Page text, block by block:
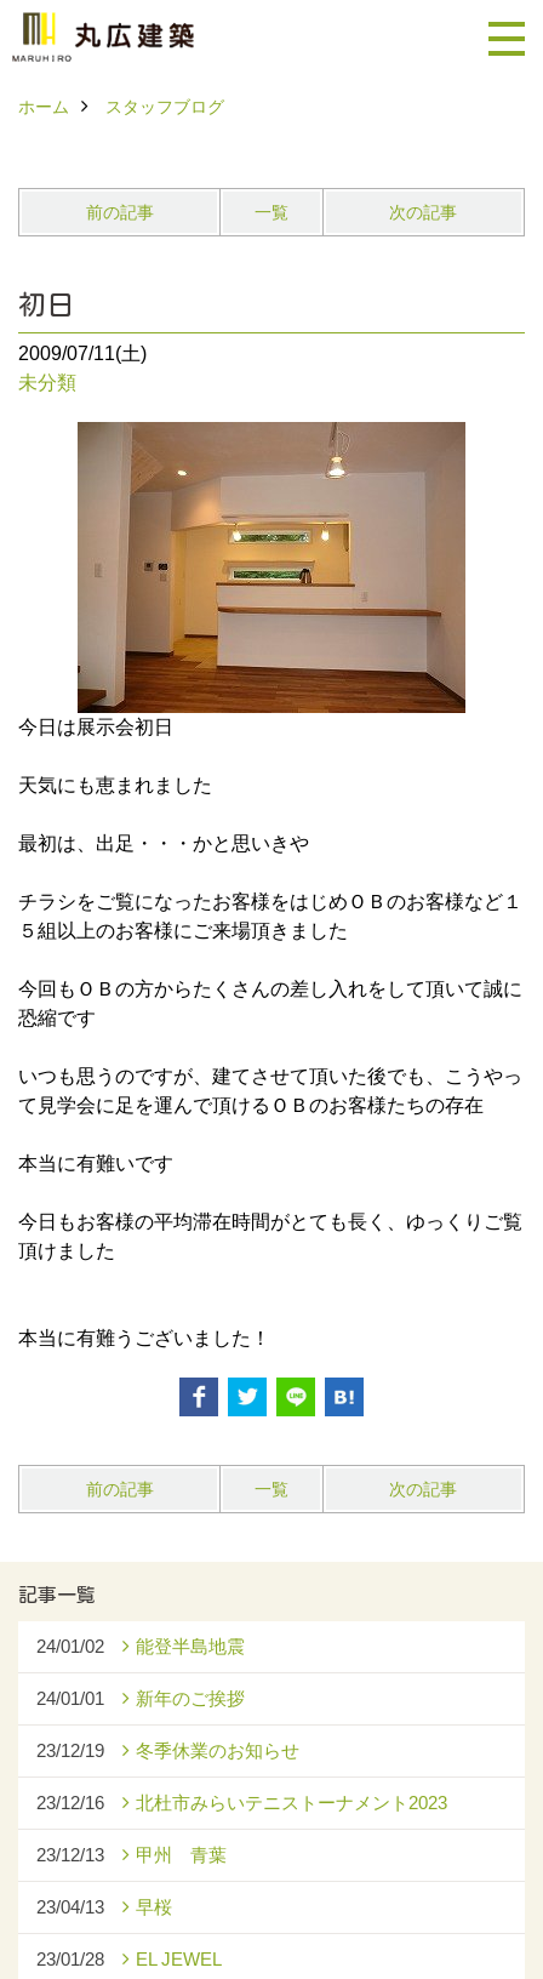
ホーム スタッフブログ
前の記事 一覧 次の記事
初日
2009/07/11(土)
未分類
今日は展示会初日
天気にも恵まれました
最初は、出足・・・かと思いきや
チラシをご覧になったお客様をはじめＯＢのお客様など１
５組以上のお客様にご来場頂きました
今回もＯＢの方からたくさんの差し入れをして頂いて誠に
恐縮です
いつも思うのですが、建てさせて頂いた後でも、こうやっ
て見学会に足を運んで頂けるＯＢのお客様たちの存在
本当に有難いです
今日もお客様の平均滞在時間がとても長く、ゆっくりご覧
頂けました
本当に有難うございました！
前の記事 一覧 次の記事
記事一覧
24/01/02 能登半島地震
24/01/01 新年のご挨拶
23/12/19 冬季休業のお知らせ
23/12/16 北杜市みらいテニストーナメント2023
23/12/13 甲州 青葉
23/04/13 早桜
23/01/28 EL JEWEL